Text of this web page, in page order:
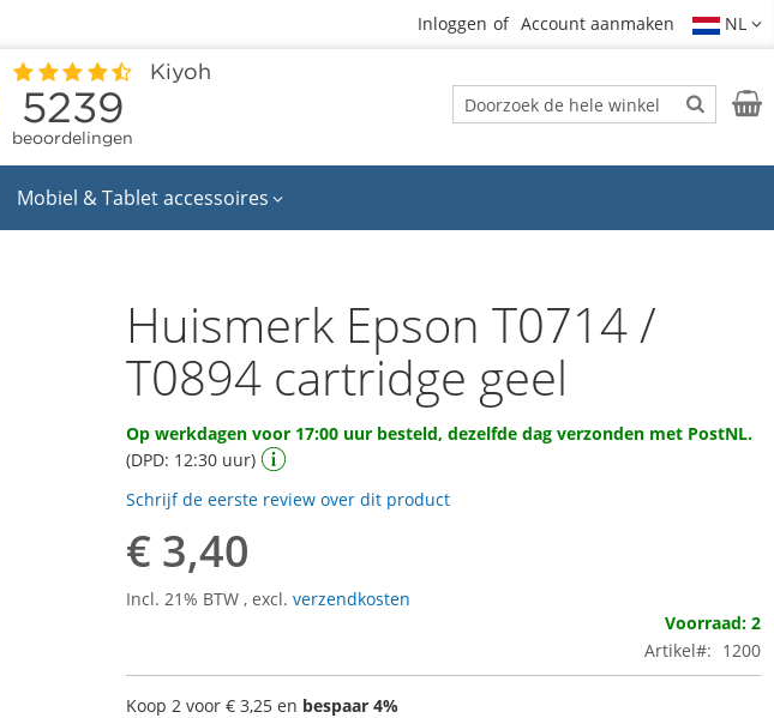
Inloggen Account aanmaken NL
Zoek
Zoek
Mobiel & Tablet accessoires
Huismerk Epson T0714 /
T0894 cartridge geel
Op werkdagen voor 17:00 uur besteld, dezelfde dag verzonden met PostNL.
(DPD: 12:30 uur)
Schrijf de eerste review over dit product
€ 3,40
Incl. 21% BTW, excl.verzendkosten
Voorraad: 2
Artikel
1200
Koop 2 voor€ 3,25 en bespaar 4%